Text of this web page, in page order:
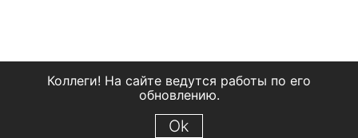
Коллеги! На сайте ведутся работы по его
обновлению.
Ok